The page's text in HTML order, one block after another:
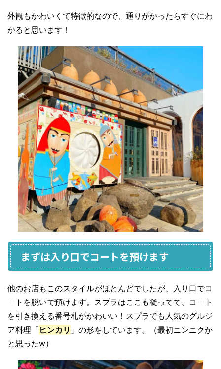
外観もかわいくて特徴的なので、通りがかったらすぐにわ
かると思います！
まずは入り口でコートを預けます
他のお店もこのスタイルがほとんどでしたが、入り口でコ
ートを脱いで預けます。スプラはここも凝ってて、コート
を引き換える番号札がかわいい！スプラでも人気のグルジ
ア料理「 ヒンカリ 」の形をしています。（最初ニンニクか
と思ったw）